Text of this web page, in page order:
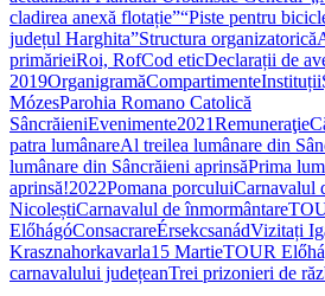
cladirea anexă flotație”“Piste pentru
județul Harghita”Structura organizatorică
primărieiRoi, RofCod eticDeclarații de
2019OrganigramăCompartimenteInstituții
MózesParohia Romano Catolică
SâncrăieniEvenimente2021Remuneraţie
patra lumânareAl treilea lumânare din
lumânare din Sâncrăieni aprinsăPrima
aprinsă!2022Pomana porculuiCarnavalul
NicoleștiCarnavalul de înmormântare
ElőhágóConsacrareÉrsekcsanádVizitați
Krasznahorkavarla15 MartieTOUR
carnavalului județeanTrei prizonieri de